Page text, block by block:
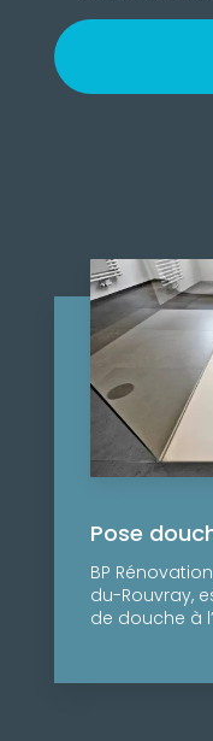
Pose
BP
du-Rouvray,
de douche à